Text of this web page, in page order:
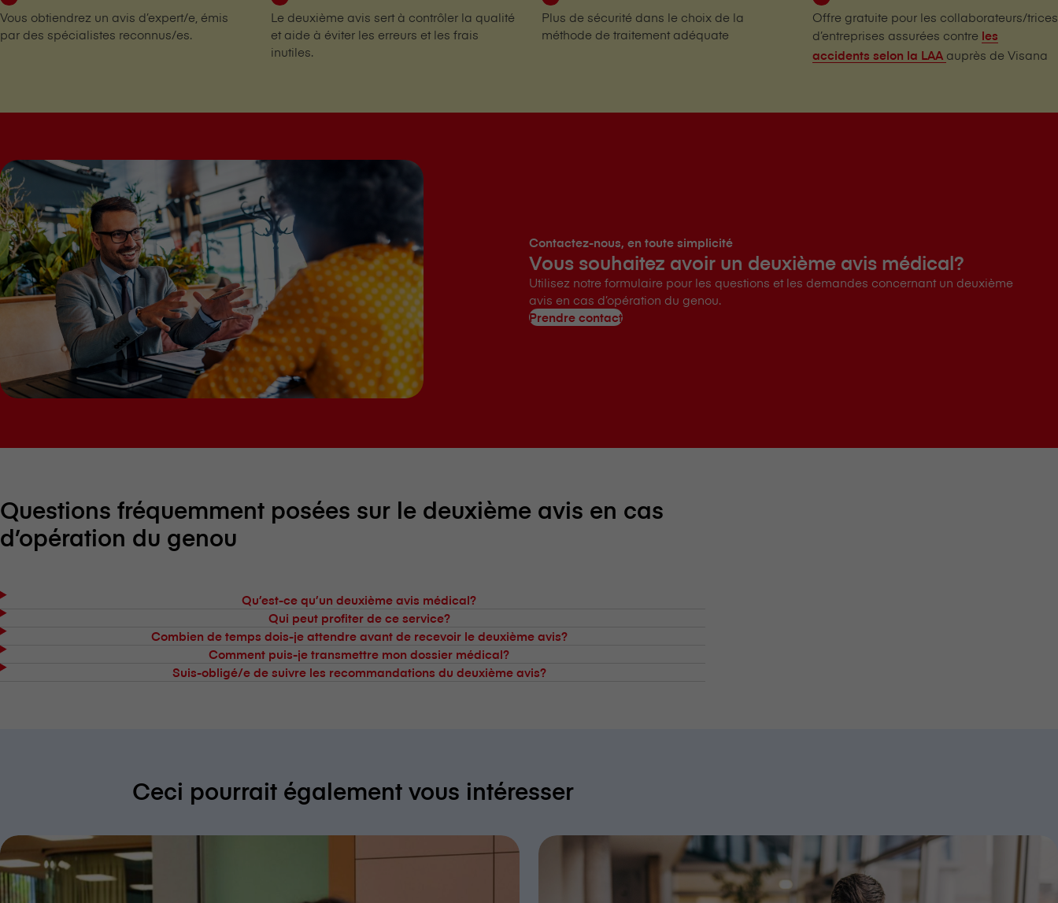
Vous obtiendrez un avis d’expert/e, émis
par des spécialistes reconnus/es.
Le deuxième avis sert à contrôler la qualité
et aide à éviter les erreurs et les frais
inutiles.
Plus de sécurité dans le choix de la
méthode de traitement adéquate
Offre gratuite pour les collaborateurs/trices
d’entreprises assurées contre les
accidents selon la LAA auprès de V⁠i⁠s⁠a⁠n⁠a
Contactez-nous, en toute simplicité
Vous souhaitez avoir un deuxième avis médical?
Utilisez notre formulaire pour les questions et les demandes concernant un deuxième
avis en cas d’opération du genou.
Prendre contact
Questions fréquemment posées sur le deuxième avis en cas
d’opération du genou
Qu’est-ce qu’un deuxième avis médical?
Qui peut profiter de ce service?
Combien de temps dois-je attendre avant de recevoir le deuxième avis?
Comment puis-je transmettre mon dossier médical?
Suis-obligé/e de suivre les recommandations du deuxième avis?
Ceci pourrait également vous intéresser